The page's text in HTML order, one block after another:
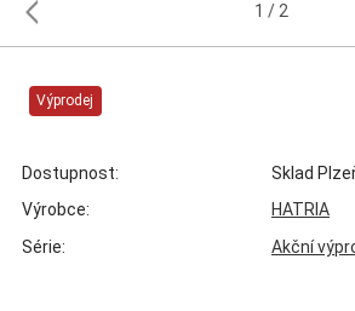
1 2
Výprodej
Dostupnost:
Sklad
Výrobce:
HATRIA
Série:
Akční